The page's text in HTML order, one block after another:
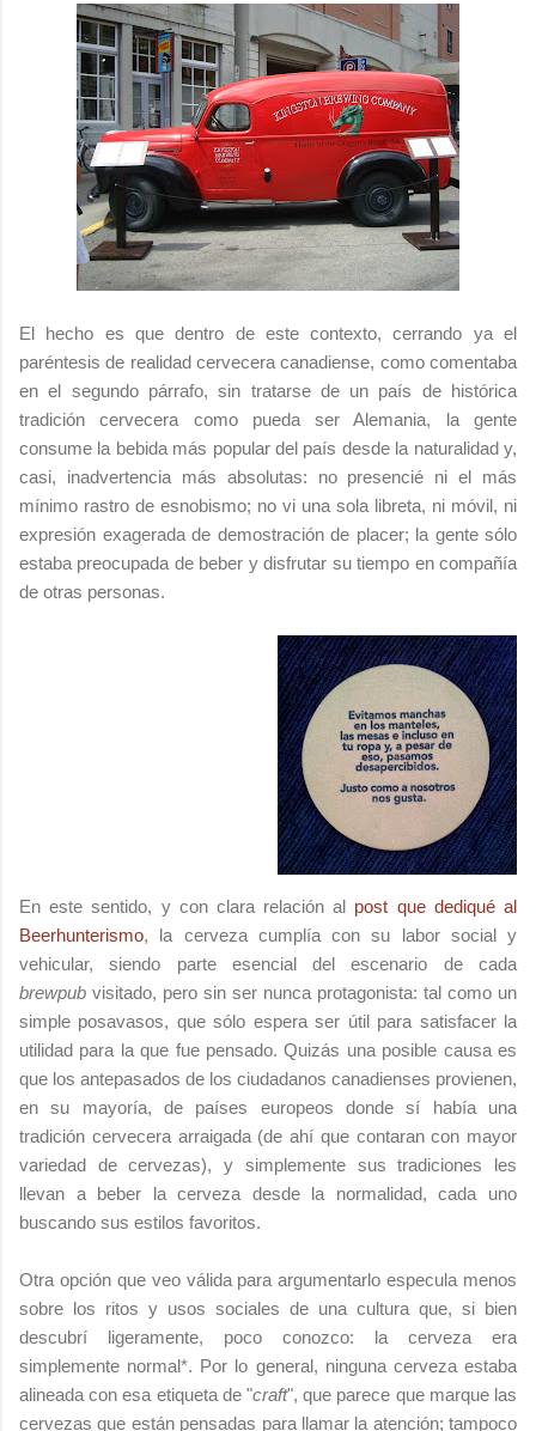
El hecho es que dentro de este contexto, cerrando ya el
paréntesis de realidad cervecera canadiense, como comentaba
en el segundo párrafo, sin tratarse de un país de histórica
tradición cervecera como pueda ser Alemania, la gente
consume la bebida más popular del país desde la naturalidad y,
casi, inadvertencia más absolutas: no presencié ni el más
mínimo rastro de esnobismo; no vi una sola libreta, ni móvil, ni
expresión exagerada de demostración de placer; la gente sólo
estaba preocupada de beber y disfrutar su tiempo en compañía
de otras personas.
En este sentido, y con clara relación al post que dediqué al
Beerhunterismo, la cerveza cumplía con su labor social y
vehicular, siendo parte esencial del escenario de cada
brewpub visitado, pero sin ser nunca protagonista: tal como un
simple posavasos, que sólo espera ser útil para satisfacer la
utilidad para la que fue pensado. Quizás una posible causa es
que los antepasados de los ciudadanos canadienses provienen,
en su mayoría, de países europeos donde sí había una
tradición cervecera arraigada (de ahí que contaran con mayor
variedad de cervezas), y simplemente sus tradiciones les
llevan a beber la cerveza desde la normalidad, cada uno
buscando sus estilos favoritos.
Otra opción que veo válida para argumentarlo especula menos
sobre los ritos y usos sociales de una cultura que, si bien
descubrí ligeramente, poco conozco: la cerveza era
simplemente normal*. Por lo general, ninguna cerveza estaba
alineada con esa etiqueta de "craft", que parece que marque las
cervezas que están pensadas para llamar la atención; tampoco